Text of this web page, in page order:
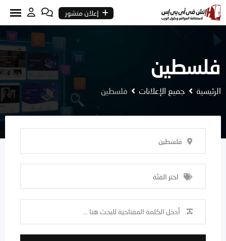
Skip
to
content
إعلان منشور
فلسطين
الرئيسية جميع الإعلانات فلسطين
فلسطين
اختر الفئة